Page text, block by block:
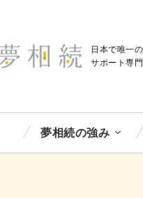
日本で唯一
サポート専
夢相続の強み